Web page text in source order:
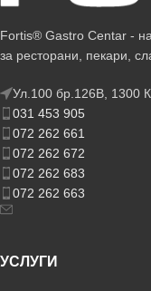
Fortis® Gastro Centar -
за ресторани, пекари,
Ул.100 бр.126В, 1300
031 453 905
072 262 661
072 262 672
072 262 683
072 262 663
УСЛУГИ